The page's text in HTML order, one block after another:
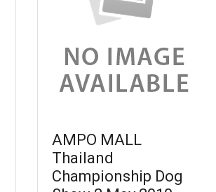
AMPO MALL
Thailand
Championship Dog